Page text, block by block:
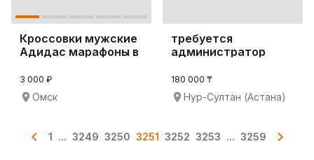
Кроссовки мужские
Адидас марафоны в
3 000 ₽
Омск
требуется
администратор
180 000 ₸
Нур-Султан (Астана)
1 ... 3249 3250 3251 3252 3253 ... 3259